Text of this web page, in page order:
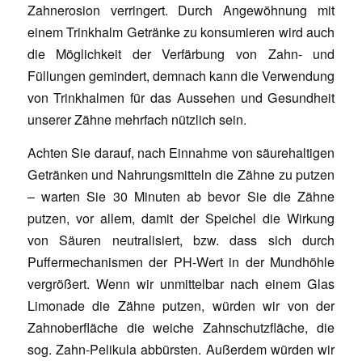
Zahnerosion verringert. Durch Angewöhnung mit
einem Trinkhalm Getränke zu konsumieren wird auch
die Möglichkeit der Verfärbung von Zahn- und
Füllungen gemindert, demnach kann die Verwendung
von Trinkhalmen für das Aussehen und Gesundheit
unserer Zähne mehrfach nützlich sein.
Achten Sie darauf, nach Einnahme von säurehaltigen
Getränken und Nahrungsmitteln die Zähne zu putzen
– warten Sie 30 Minuten ab bevor Sie die Zähne
putzen, vor allem, damit der Speichel die Wirkung
von Säuren neutralisiert, bzw. dass sich durch
Puffermechanismen der PH-Wert in der Mundhöhle
vergrößert. Wenn wir unmittelbar nach einem Glas
Limonade die Zähne putzen, würden wir von der
Zahnoberfläche die weiche Zahnschutzfläche, die
sog. Zahn-Pelikula abbürsten. Außerdem würden wir